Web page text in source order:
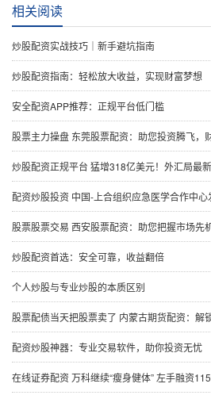
相关阅读
炒股配资实战技巧｜新手避坑指南
炒股配资指南：轻松放大收益，实现财富梦想
安全配资APP推荐：正规平台低门槛
股票主力操盘 东莞股票配资：助您投资腾飞，
炒股配资正规平台 猛增318亿美元！外汇局最
配资炒股投资 中国-上合组织应急医学合作中心发
股票股票交易 西安股票配资：助您把握市场先
炒股配资首选：安全可靠，收益翻倍
个人炒股与专业炒股的本质区别
股票配债当天把股票卖了 内蒙古期货配资：解锁财
配资炒股神器：专业交易软件，助你投资无忧
在线证券配资 万科继续“瘦身健体” 左手融资